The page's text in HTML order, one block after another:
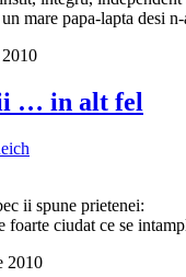
mare papa-lapta desi
… in alt fel
ii spune prietenei:
foarte ciudat ce se
2010